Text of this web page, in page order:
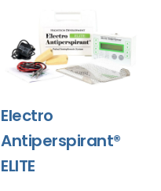
Electro
Antiperspirant®
ELITE